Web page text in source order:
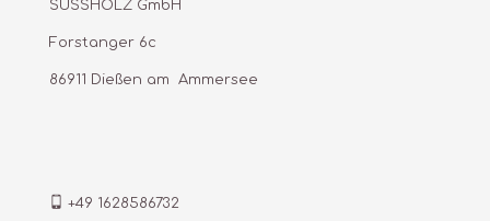
SÜSSHOLZ GmbH
Forstanger 6c
86911 Dießen am Ammersee
+49 1628586732